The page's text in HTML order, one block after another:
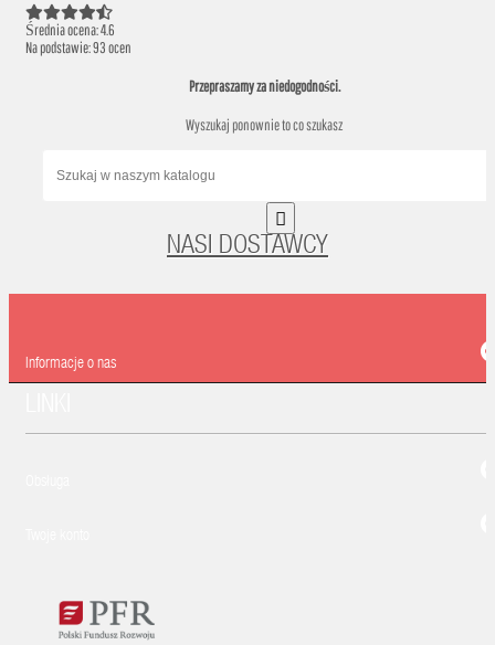
Średnia ocena: 4.6
Na podstawie:93ocen
Przepraszamy za niedogodności.
Wyszukaj ponownie to co szukasz

NASI DOSTAWCY
Informacje o nas